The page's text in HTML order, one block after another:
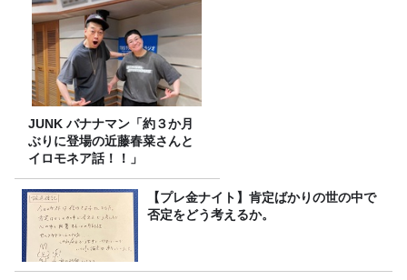
JUNK バナナマン「約３か月
ぶりに登場の近藤春菜さんと
イロモネア話！！」
【プレ金ナイト】肯定ばかりの世の中で
否定をどう考えるか。